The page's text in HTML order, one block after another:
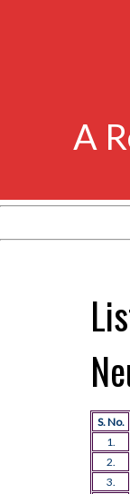
A
S. No.
1.
2.
3.